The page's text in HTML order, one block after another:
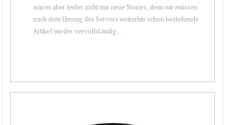
waren aber leider nicht nur neue Stories, denn wir müssen
nach dem Umzug des Servers weiterhin schon bestehende
Artikel wieder vervollständig...